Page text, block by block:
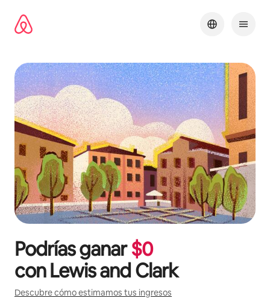
contenido
Podrías ganar$0
conLewis and Clark
Descubre cómo estimamos tus ingresos